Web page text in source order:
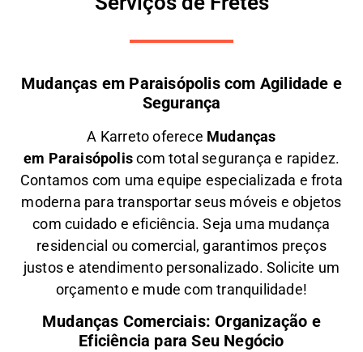
Mudanças em Paraisópolis com Agilidade e
Segurança
A Karretooferece Mudanças
em Paraisópoliscom total segurança e rapidez.
Contamos com uma equipe especializada e frota
moderna para transportar seus móveis e objetos
comcuidado e eficiência. Seja uma mudança
residencial ou comercial , garantimos preços
justos e atendimento personalizado. Solicite um
orçamento e mude com tranquilidade!
Mudanças Comerciais: Organização e
Eficiência para Seu Negócio